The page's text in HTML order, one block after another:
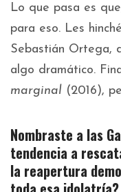
Lo que pasa es
para eso. Les
Sebastián Ortega,
algo dramático.
marginal (2016),
Nombraste a las
tendencia a
la reapertura